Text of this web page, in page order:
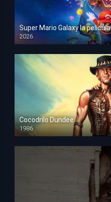
Super Mario Galaxy la película
2026
HD 1080p
Cocodrilo Dundee
1986
HD 1080p